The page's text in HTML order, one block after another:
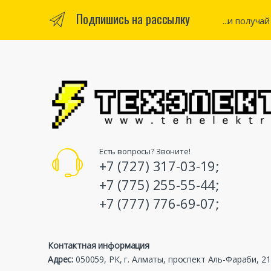
Подпишись на рассылку ...и получай
Есть вопросы? Звоните!
+7 (727) 317-03-19;
+7 (775) 255-55-44;
+7 (777) 776-69-07;
Контактная информация
Адрес: 050059, РК, г. Алматы, проспект Аль-Фараби,